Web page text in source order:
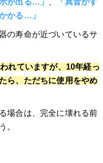
が出る…」
「異音がす
かる…」
の寿命が近づいているサ
れていますが、10年経っ
ら、ただちに使用をやめ
場合は、完全に壊れる前
。